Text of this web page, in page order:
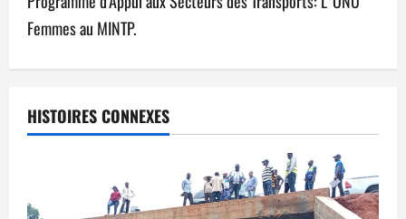
Femmes au MINTP.
HISTOIRES CONNEXES